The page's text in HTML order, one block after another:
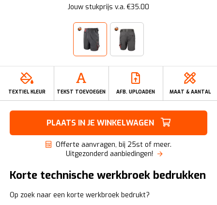
Jouw stukprijs v.a. €35.00
TEXTIEL KLEUR TEKST TOEVOEGEN AFB. UPLOADEN MAAT & AANTAL
PLAATS IN JE WINKELWAGEN
Offerte aanvragen, bij 25st of meer.
Uitgezonderd aanbiedingen!
Korte technische werkbroek bedrukken
Op zoek naar een korte werkbroek bedrukt?